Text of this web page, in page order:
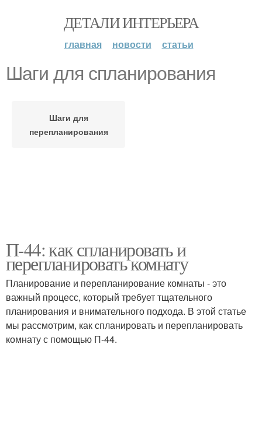
ДЕТАЛИ ИНТЕРЬЕРА
главная новости статьи
Шаги для спланирования
Шаги для
перепланирования
П-44: как спланировать и
перепланировать комнату
Планирование и перепланирование комнаты - это
важный процесс, который требует тщательного
планирования и внимательного подхода. В этой статье
мы рассмотрим, как спланировать и перепланировать
комнату с помощью П-44.